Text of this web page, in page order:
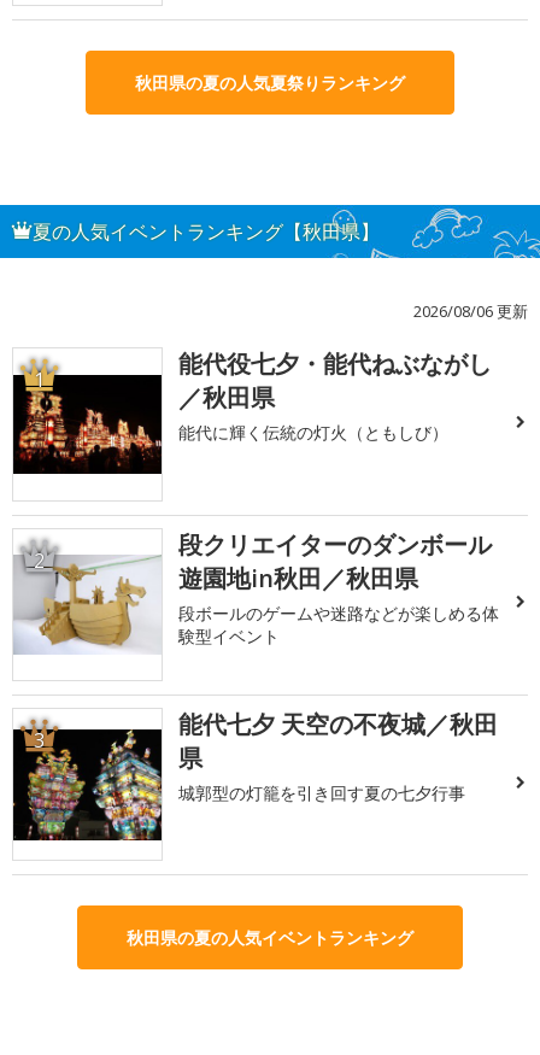
秋田県の夏の人気夏祭りランキング
夏の人気イベントランキング【秋田県】
2026/08/06 更新
1
能代役七夕・能代ねぶながし
／秋田県
能代に輝く伝統の灯火（ともしび）
2
段クリエイターのダンボール
遊園地in秋田／秋田県
段ボールのゲームや迷路などが楽しめる体
験型イベント
3
能代七夕 天空の不夜城／秋田
県
城郭型の灯籠を引き回す夏の七夕行事
秋田県の夏の人気イベントランキング